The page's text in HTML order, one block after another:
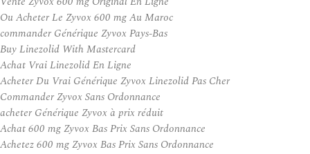
Ou Acheter Le Zyvox 600 mg Au Maroc
commander Générique Zyvox Pays-Bas
Buy Linezolid With Mastercard
Achat Vrai Linezolid En Ligne
Acheter Du Vrai Générique Zyvox Linezolid Pas Cher
Commander Zyvox Sans Ordonnance
acheter Générique Zyvox à prix réduit
Achat 600 mg Zyvox Bas Prix Sans Ordonnance
Achetez 600 mg Zyvox Bas Prix Sans Ordonnance